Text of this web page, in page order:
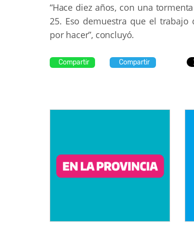
“Hace diez años, con una
25. Eso demuestra que el
por hacer”, concluyó.
Compartir Compartir